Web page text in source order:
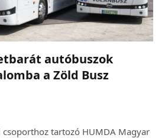
autóbuszok
a Zöld Busz
csoporthoz tartozó HUMDA Magyar